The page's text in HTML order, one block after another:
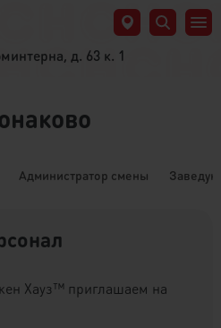
д. 63 к. 1
Администратор смены
Хауз™ приглашаем на